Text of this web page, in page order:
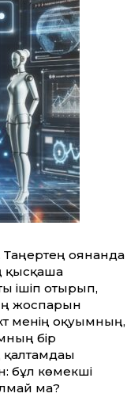
Таңертең оянғанда
қысқаша
ішіп отырып,
жоспарын
менің оқуымның,
бір
бұл көмекші
ма?